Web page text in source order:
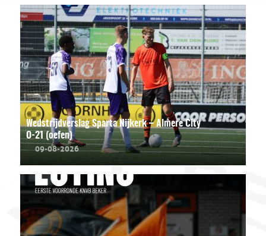
Wedstrijdverslag Sparta Nijkerk – Almere City
O-21 (oefen)
09-08-2026